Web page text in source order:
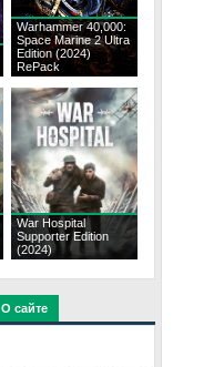
Warhammer 40,000:
Space Marine 2 Ultra
Edition (2024)
RePack
War Hospital
Supporter Edition
(2024)
О сайте